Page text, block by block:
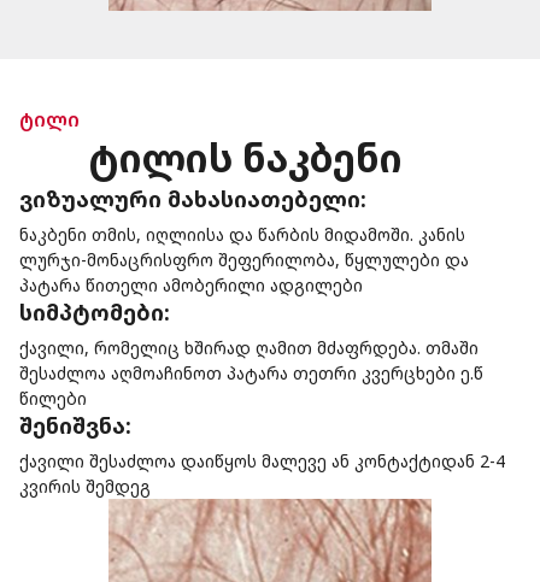
ტილი
ტილის ნაკბენი
ვიზუალური მახასიათებელი:
ნაკბენი თმის, იღლიისა და წარბის მიდამოში. კანის
ლურჯი-მონაცრისფრო შეფერილობა, წყლულები და
პატარა წითელი ამობერილი ადგილები
სიმპტომები:
ქავილი, რომელიც ხშირად ღამით მძაფრდება. თმაში
შესაძლოა აღმოაჩინოთ პატარა თეთრი კვერცხები ე.წ
წილები
შენიშვნა:
ქავილი შესაძლოა დაიწყოს მალევე ან კონტაქტიდან 2-4
კვირის შემდეგ